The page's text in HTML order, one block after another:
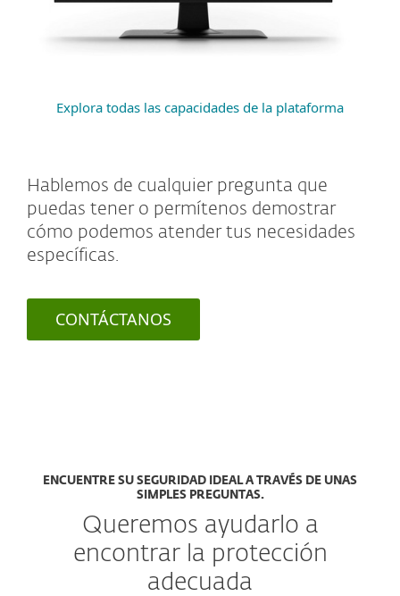
Explora todas las capacidades de la plataforma
Hablemos de cualquier pregunta que
puedas tener o permítenos demostrar
cómo podemos atender tus necesidades
específicas.
CONTÁCTANOS
ENCUENTRE SU SEGURIDAD IDEAL A TRAVÉS DE UNAS
SIMPLES PREGUNTAS.
Queremos ayudarlo a
encontrar la protección
adecuada